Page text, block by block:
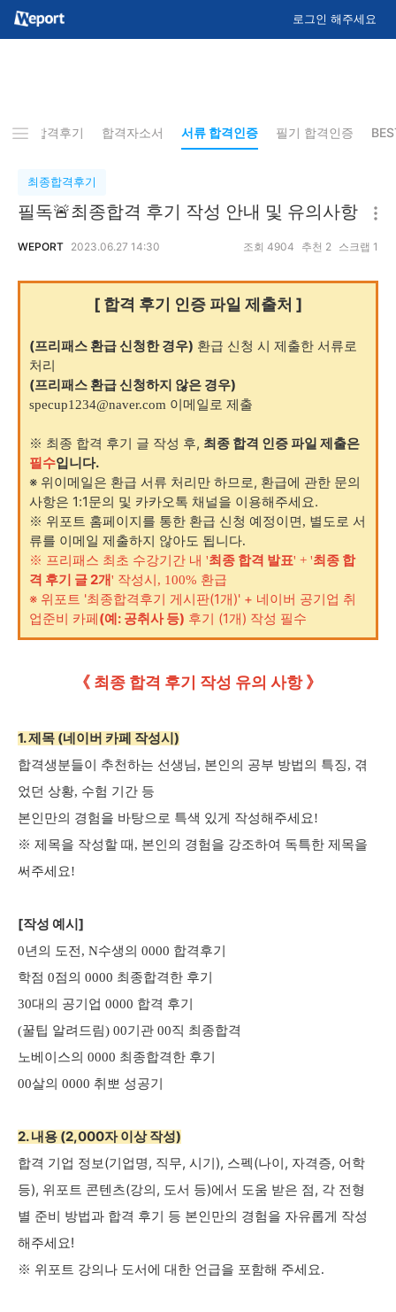
로그인 해주세요
최종합격후기 합격자소서 서류 합격인증 필기 합격인증
최종합격후기
필독🚨최종합격 후기 작성 안내 및 유의사항
WEPORT 2023.06.27 14:30 조회 4904 추천 2 스크랩 1
[ 합격 후기 인증 파일 제출처 ]
(프리패스 환급 신청한 경우) 환급 신청 시 제출한 서류로
처리
(프리패스 환급 신청하지 않은 경우)
specup1234@naver.com 이메일로 제출
※ 최종 합격 후기 글 작성 후, 최종 합격 인증 파일 제출은
필수입니다.
※ 위이메일은 환급 서류 처리만 하므로, 환급에 관한 문의
사항은 1:1문의 및 카카오톡 채널을 이용해주세요.
※ 위포트 홈페이지를 통한 환급 신청 예정이면, 별도로 서
류를 이메일 제출하지 않아도 됩니다.
※ 프리패스 최초 수강기간 내 '최종 합격 발표' + '최종 합
격 후기 글 2개' 작성시, 100% 환급
※ 위포트 '최종합격후기 게시판(1개)' + 네이버 공기업 취
업준비 카페(예: 공취사 등) 후기 (1개) 작성 필수
《 최종 합격 후기 작성 유의 사항 》
1. 제목 (네이버 카페 작성시)
합격생분들이 추천하는 선생님, 본인의 공부 방법의 특징, 겪
었던 상황, 수험 기간 등
본인만의 경험을 바탕으로 특색 있게 작성해주세요!
※ 제목을 작성할 때, 본인의 경험을 강조하여 독특한 제목을
써주세요!
[작성 예시]
0년의 도전, N수생의 0000 합격후기
학점 0점의 0000 최종합격한 후기
30대의 공기업 0000 합격 후기
(꿀팁 알려드림) 00기관 00직 최종합격
노베이스의 0000 최종합격한 후기
00살의 0000 취뽀 성공기
2. 내용 (2,000자 이상 작성)
합격 기업 정보(기업명, 직무, 시기), 스펙(나이, 자격증, 어학
등), 위포트 콘텐츠(강의, 도서 등)에서 도움 받은 점, 각 전형
별 준비 방법과 합격 후기 등 본인만의 경험을 자유롭게 작성
해주세요!
※ 위포트 강의나 도서에 대한 언급을 포함해 주세요.